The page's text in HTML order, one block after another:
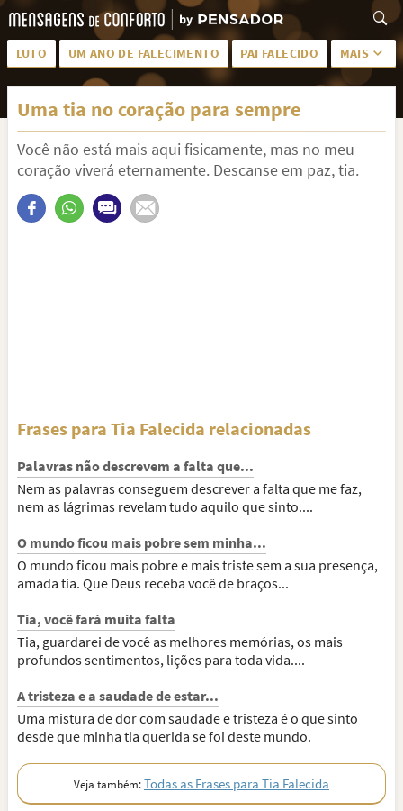
LUTO UM ANO DE FALECIMENTO PAI FALECIDO MAIS
LUTO PARA AMIGA PALAVRAS
PÊSAMES PARA AMIGA DESCANSE EM PAZ
FRASES DE LUTO PARA AMIGO
Uma tia no coração para sempre
Você não está mais aqui fisicamente, mas no meu
coração viverá eternamente. Descanse em paz, tia.
Frases para Tia Falecida relacionadas
Palavras não descrevem a falta que...
Nem as palavras conseguem descrever a falta que me faz,
nem as lágrimas revelam tudo aquilo que sinto....
O mundo ficou mais pobre sem minha...
O mundo ficou mais pobre e mais triste sem a sua presença,
amada tia. Que Deus receba você de braços...
Tia, você fará muita falta
Tia, guardarei de você as melhores memórias, os mais
profundos sentimentos, lições para toda vida....
A tristeza e a saudade de estar...
Uma mistura de dor com saudade e tristeza é o que sinto
desde que minha tia querida se foi deste mundo.
Veja também:Todas as Frases para Tia Falecida